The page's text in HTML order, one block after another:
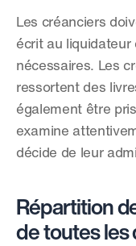
Les créanciers
écrit au
nécessaires. Les
ressortent des
également être
examine
décide de leur
Répartition
de toutes les